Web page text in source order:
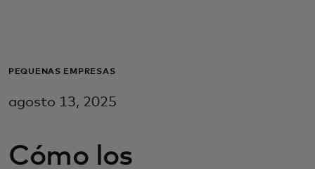
Para empresas
Para innovadores
PEQUEÑAS EMPRESAS
agosto 13, 2025
Cómo los